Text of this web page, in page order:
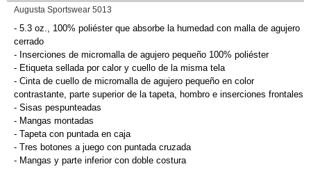
Augusta Sportswear 5013
- 5.3 oz., 100% poliéster que absorbe la humedad con malla de agujero
cerrado
- Inserciones de micromalla de agujero pequeño 100% poliéster
- Etiqueta sellada por calor y cuello de la misma tela
- Cinta de cuello de micromalla de agujero pequeño en color
contrastante, parte superior de la tapeta, hombro e inserciones frontales
- Sisas pespunteadas
- Mangas montadas
- Tapeta con puntada en caja
- Tres botones a juego con puntada cruzada
- Mangas y parte inferior con doble costura